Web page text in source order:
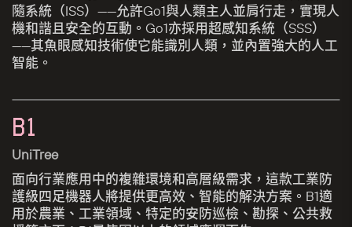
隨系統（ISS）——允許Go1與人類主人並肩行走，實現人
機和諧且安全的互動。Go1亦採用超感知系統（SSS）
——其魚眼感知技術使它能識別人類，並內置強大的人工
智能。
B1
UniTree
面向行業應用中的複雜環境和高層級需求，這款工業防
護級四足機器人將提供更高效、智能的解決方案。B1適
用於農業、工業領域、特定的安防巡檢、勘探、公共救